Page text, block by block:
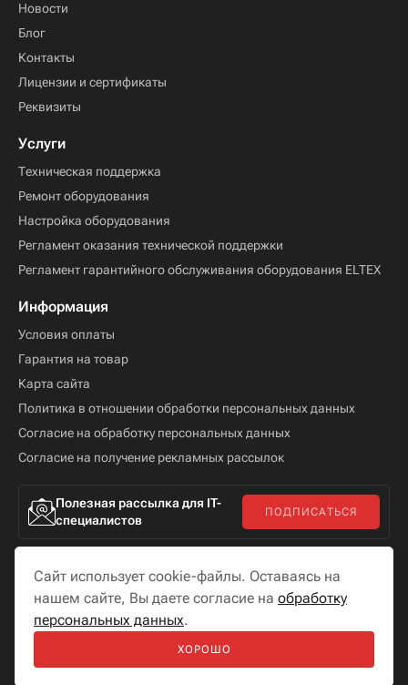
Новости
Блог
Контакты
Лицензии и сертификаты
Реквизиты
Услуги
Техническая поддержка
Ремонт оборудования
Настройка оборудования
Регламент оказания технической поддержки
Регламент гарантийного обслуживания оборудования ELTEX
Информация
Условия оплаты
Гарантия на товар
Карта сайта
Политика в отношении обработки персональных данных
Согласие на обработку персональных данных
Согласие на получение рекламных рассылок
Полезная рассылка для IT-
специалистов
ПОДПИСАТЬСЯ
Мы в соцсетях
Разработка сайта —
«Бутик сайтов»
Сайт использует cookie-файлы. Оставаясь на
нашем сайте, Вы даете согласие на обработку
персональных данных.
ХОРОШО